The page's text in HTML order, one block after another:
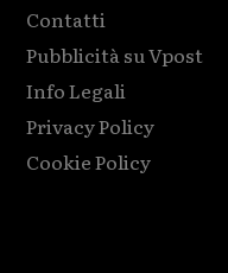
Contatti
Pubblicità su Vpost
Info Legali
Privacy Policy
Cookie Policy